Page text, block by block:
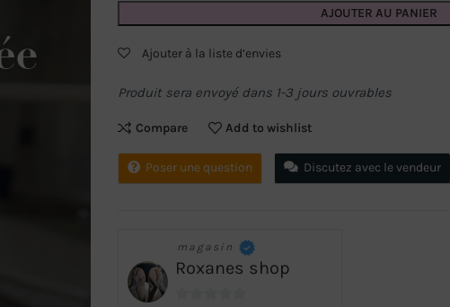
AJOUTER AU PANIER
Ajouter à la liste d’envies
Produit sera envoyé dans 1-3 jours ouvrables
Compare Add to wishlist
Poser une question Discutez avec le vendeur
magasin
Roxanes shop